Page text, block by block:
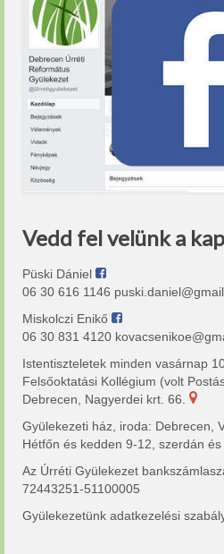
Vedd fel velünk a
Püski Dániel
06 30 616 1146
Miskolczi Enikő
06 30 831 4120
Istentiszteletek minden vasárnap
Felsőoktatási Kollégium (volt
Debrecen, Nagyerdei krt. 66.
Gyülekezeti ház, iroda: Debrecen,
Hétfőn és kedden 9-12, szerdán
Az Úrréti Gyülekezet
72443251-51100005
Gyülekezetünk adatkezelési